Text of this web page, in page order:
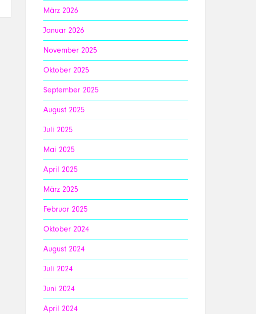
März 2026
Januar 2026
November 2025
Oktober 2025
September 2025
August 2025
Juli 2025
Mai 2025
April 2025
März 2025
Februar 2025
Oktober 2024
August 2024
Juli 2024
Juni 2024
April 2024